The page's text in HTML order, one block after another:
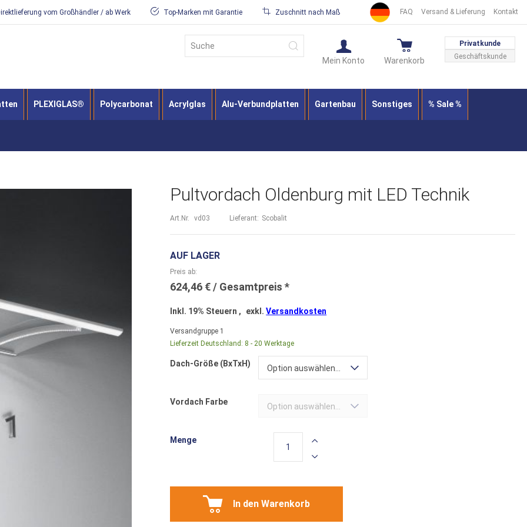
FAQ Versand & Lieferung Kontakt
vom Großhändler / ab Werk Top-Marken mit Garantie Zuschnitt nach Maß
Privatkunde
Geschäftskunde
Warenkorb
Mein Konto
Suche
PLEXIGLAS® Polycarbonat Acrylglas Alu-Verbundplatten Gartenbau Sonstiges % Sale %
Pultvordach Oldenburg mit LED Technik
Art.Nr. vd03 Lieferant: Scobalit
AUF LAGER
Preis ab
624,46 €
Inkl. 19% Steuern , exkl.Versandkosten
Versandgruppe 1
Lieferzeit Deutschland: 8 - 20 Werktage
Dach-Größe (BxTxH) Option auswählen...
Vordach Farbe Option auswählen...
Menge
In den Warenkorb